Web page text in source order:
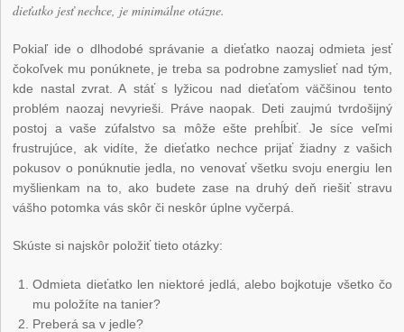
dieťatko jesť nechce, je minimálne otázne.
Pokiaľ ide o dlhodobé správanie a dieťatko naozaj odmieta jesť
čokoľvek mu ponúknete, je treba sa podrobne zamyslieť nad tým,
kde nastal zvrat. A stáť s lyžicou nad dieťaťom väčšinou tento
problém naozaj nevyrieši. Práve naopak. Deti zaujmú tvrdošijný
postoj a vaše zúfalstvo sa môže ešte prehĺbiť. Je síce veľmi
frustrujúce, ak vidíte, že dieťatko nechce prijať žiadny z vašich
pokusov o ponúknutie jedla, no venovať všetku svoju energiu len
myšlienkam na to, ako budete zase na druhý deň riešiť stravu
vášho potomka vás skôr či neskôr úplne vyčerpá.
Skúste si najskôr položiť tieto otázky:
Odmieta dieťatko len niektoré jedlá, alebo bojkotuje všetko čo
mu položíte na tanier?
Preberá sa v jedle?